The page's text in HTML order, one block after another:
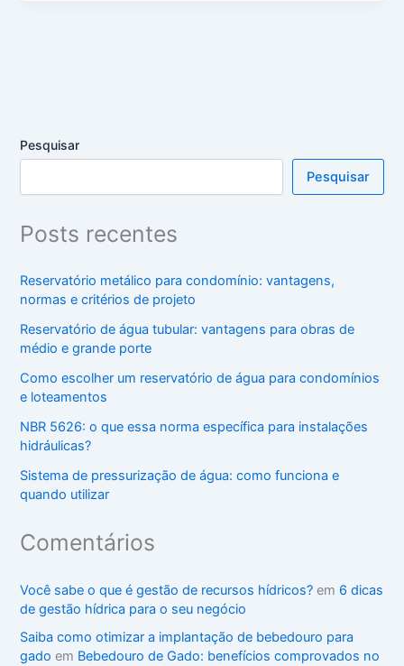
Pesquisar
Pesquisar
Posts recentes
Reservatório metálico para condomínio: vantagens,
normas e critérios de projeto
Reservatório de água tubular: vantagens para obras de
médio e grande porte
Como escolher um reservatório de água para condomínios
e loteamentos
NBR 5626: o que essa norma específica para instalações
hidráulicas?
Sistema de pressurização de água: como funciona e
quando utilizar
Comentários
Você sabe o que é gestão de recursos hídricos? em 6 dicas
de gestão hídrica para o seu negócio
Saiba como otimizar a implantação de bebedouro para
gado em Bebedouro de Gado: benefícios comprovados no